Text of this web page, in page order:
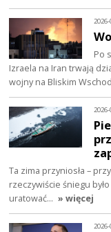
Po
Izraela na Iran trwają
wojny na Bliskim
Ta zima przyniosła –
rzeczywiście śniegu
uratować… » więcej